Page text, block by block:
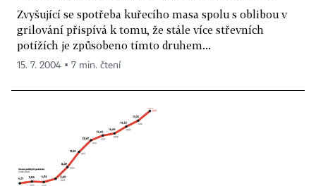
Zvyšující se spotřeba kuřecího masa spolu s oblibou v
grilování přispívá k tomu, že stále více střevních
potížích je způsobeno tímto druhem...
15. 7. 2004 ▪ 7 min. čtení